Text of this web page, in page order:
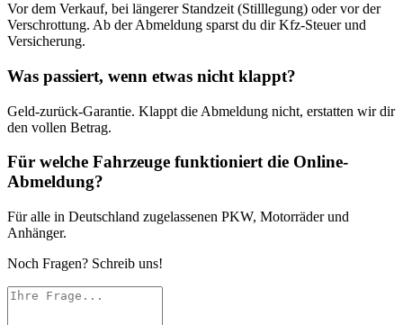
Vor dem Verkauf, bei längerer Standzeit (Stilllegung) oder vor der
Verschrottung. Ab der Abmeldung sparst du dir Kfz-Steuer und
Versicherung.
Was passiert, wenn etwas nicht klappt?
Geld-zurück-Garantie. Klappt die Abmeldung nicht, erstatten wir dir
den vollen Betrag.
Für welche Fahrzeuge funktioniert die Online-
Abmeldung?
Für alle in Deutschland zugelassenen PKW, Motorräder und
Anhänger.
Noch Fragen? Schreib uns!